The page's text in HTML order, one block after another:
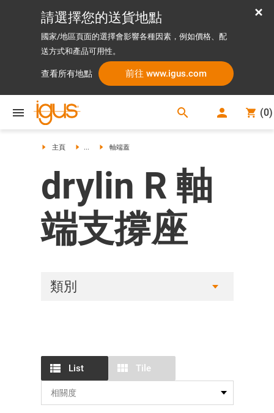
請選擇您的送貨地點
國家/地區頁面的選擇會影響各種因素，例如價格、配
送方式和產品可用性。
查看所有地點 前往 www.igus.com
search (0)
主頁 ... 軸端蓋
drylin R 軸
端支撐座
類別
List Tile